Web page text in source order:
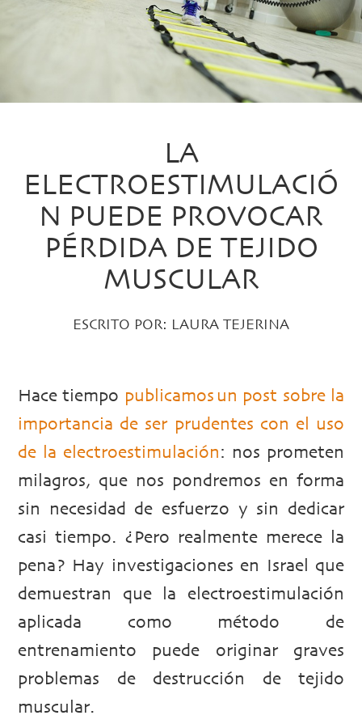
LA
ELECTROESTIMULACIÓ
N PUEDE PROVOCAR
PÉRDIDA DE TEJIDO
MUSCULAR
ESCRITO POR: LAURA TEJERINA
Hace tiempo publicamos un post sobre la
importancia de ser prudentes con el uso
de la electroestimulación: nos prometen
milagros, que nos pondremos en forma
sin necesidad de esfuerzo y sin dedicar
casi tiempo. ¿Pero realmente merece la
pena? Hay investigaciones en Israel que
demuestran que la electroestimulación
aplicada como método de
entrenamiento puede originar graves
problemas de destrucción de tejido
muscular.